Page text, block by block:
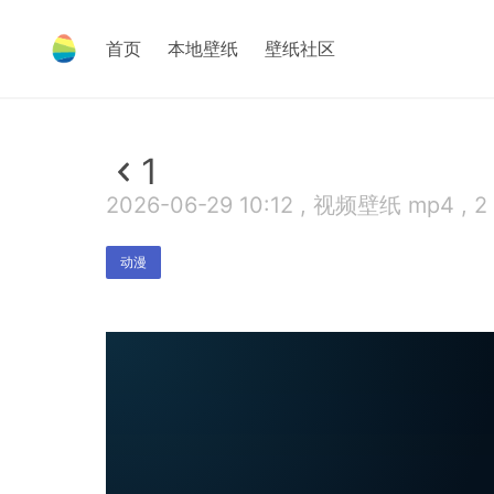
首页 本地壁纸 壁纸社区
1
2026-06-29 10:12 , 视频壁纸 mp4 , 2
动漫